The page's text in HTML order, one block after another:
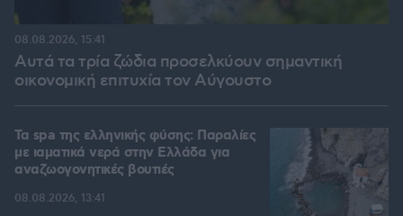
Αυτά τα τρία ζώδια προσελκύουν σημαντική
οικονομική επιτυχία τον Αύγουστο
08.08.2026, 15:41
Τα spa της ελληνικής φύσης: Παραλίες
με ιαματικά νερά στην Ελλάδα για
αναζωογονητικές βουτιές
08.08.2026, 13:41